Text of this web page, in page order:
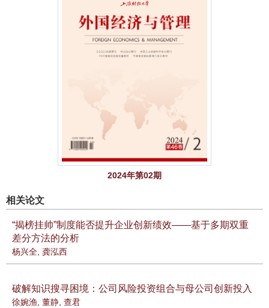
2024年第02期
相关论文
“揭榜挂帅”制度能否提升企业创新绩效——基于多期双重
差分方法的分析
杨兴全, 龚泓西
破解知识搜寻困境：公司风险投资组合与母公司创新投入
徐婉渔, 董静, 查君